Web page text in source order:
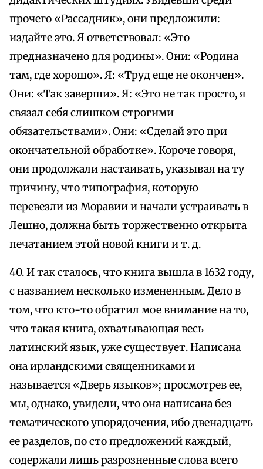
прочего «Рассадник», они предложили:
издайте это. Я ответствовал: «Это
предназначено для родины». Они: «Родина
там, где хорошо». Я: «Труд еще не окончен».
Они: «Так заверши». Я: «Это не так просто, я
связал себя слишком строгими
обязательствами». Они: «Сделай это при
окончательной обработке». Короче говоря,
они продолжали настаивать, указывая на ту
причину, что типография, которую
перевезли из Моравии и начали устраивать в
Лешно, должна быть торжественно открыта
печатанием этой новой книги и т. д.
40. И так сталось, что книга вышла в 1632 году,
с названием несколько измененным. Дело в
том, что кто-то обратил мое внимание на то,
что такая книга, охватывающая весь
латинский язык, уже существует. Написана
она ирландскими священниками и
называется «Дверь языков»; просмотрев ее,
мы, однако, увидели, что она написана без
тематического упорядочения, ибо двенадцать
ее разделов, по сто предложений каждый,
содержали лишь разрозненные слова всего